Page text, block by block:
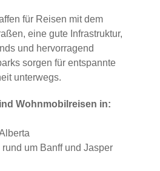
für Reisen mit dem
eine gute Infrastruktur,
und hervorragend
sorgen für entspannte
unterwegs.
Wohnmobilreisen in:
um Banff und Jasper